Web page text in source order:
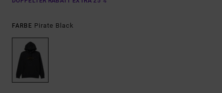
FARBE Pirate Black